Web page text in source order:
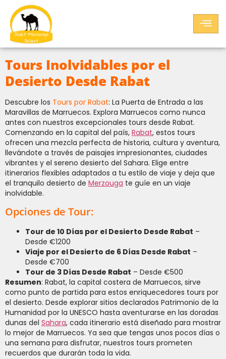
Tours Inolvidables por el
Desierto Desde Rabat
Descubre los Tours por Rabat: La Puerta de Entrada a las
Maravillas de Marruecos. Explora Marruecos como nunca
antes con nuestros excepcionales tours desde Rabat.
Comenzando en la capital del país, Rabat, estos tours
ofrecen una mezcla perfecta de historia, cultura y aventura,
llevándote a través de paisajes impresionantes, ciudades
vibrantes y el sereno desierto del Sahara. Elige entre
itinerarios flexibles adaptados a tu estilo de viaje y deja que
el tranquilo desierto de Merzouga te guíe en un viaje
inolvidable.
Opciones de Tour:
Tour de 10 Días por el Desierto Desde Rabat –
Desde €1200
Viaje por el Desierto de 6 Días Desde Rabat –
Desde €700
Tour de 3 Días Desde Rabat – Desde €500
Resumen: Rabat, la capital costera de Marruecos, sirve
como punto de partida para estos enriquecedores tours por
el desierto. Desde explorar sitios declarados Patrimonio de la
Humanidad por la UNESCO hasta aventurarse en las doradas
dunas del Sahara, cada itinerario está diseñado para mostrar
lo mejor de Marruecos. Ya sea que tengas unos pocos días o
una semana para disfrutar, nuestros tours prometen
recuerdos que durarán toda la vida.